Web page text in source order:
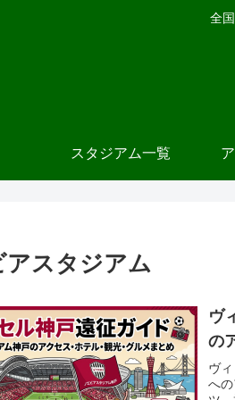
全
スタジアム一覧
アスタジアム
ヴ
の
ヴ
へ